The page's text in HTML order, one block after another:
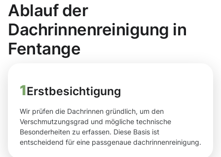
Ablauf der
Dachrinnenreinigung in
Fentange
1Erstbesichtigung
Wir prüfen die Dachrinnen gründlich, um den
Verschmutzungsgrad und mögliche technische
Besonderheiten zu erfassen. Diese Basis ist
entscheidend für eine passgenaue dachrinnenreinigung.